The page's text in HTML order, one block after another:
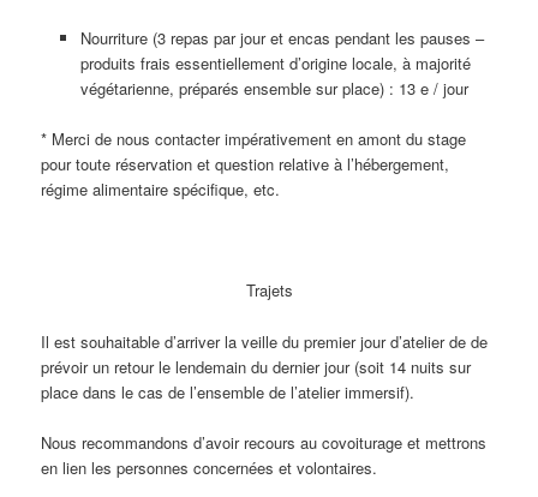
Nourriture (3 repas par jour et encas pendant les pauses –
produits frais essentiellement d’origine locale, à majorité
végétarienne, préparés ensemble sur place) : 13 e / jour
* Merci de nous contacter impérativement en amont du stage
pour toute réservation et question relative à l’hébergement,
régime alimentaire spécifique, etc.
Trajets
Il est souhaitable d’arriver la veille du premier jour d’atelier de de
prévoir un retour le lendemain du dernier jour (soit 14 nuits sur
place dans le cas de l’ensemble de l’atelier immersif).
Nous recommandons d’avoir recours au covoiturage et mettrons
en lien les personnes concernées et volontaires.